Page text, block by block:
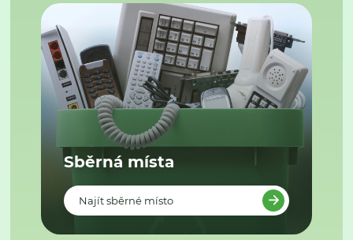
Sběrná místa
Najít sběrné místo